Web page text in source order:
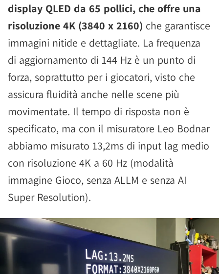
display QLED da 65 pollici, che offre una
risoluzione 4K (3840 x 2160) che garantisce
immagini nitide e dettagliate. La frequenza
di aggiornamento di 144 Hz è un punto di
forza, soprattutto per i giocatori, visto che
assicura fluidità anche nelle scene più
movimentate. Il tempo di risposta non è
specificato, ma con il misuratore Leo Bodnar
abbiamo misurato 13,2ms di input lag medio
con risoluzione 4K a 60 Hz (modalità
immagine Gioco, senza ALLM e senza AI
Super Resolution).